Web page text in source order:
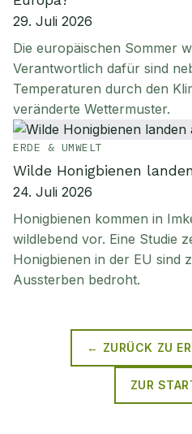
29. Juli 2026
Die europäischen Sommer
Verantwortlich dafür sind
Temperaturen durch den
veränderte Wettermuster.
ERDE & UMWELT
Wilde Honigbienen
24. Juli 2026
Honigbienen kommen in
wildlebend vor. Eine Studie
Honigbienen in der EU sind
Aussterben bedroht.
← ZURÜCK ZU
ZUR